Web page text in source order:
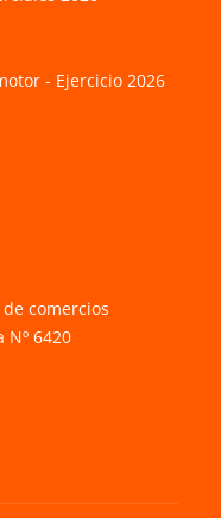
- Ejercicio 2026
comercios
Nº 6420